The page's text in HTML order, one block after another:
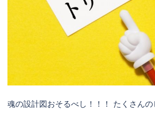
魂の設計図おそるべし！！！ たくさん